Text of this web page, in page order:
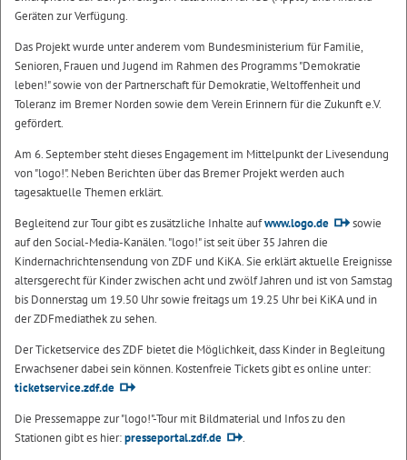
Geräten zur Verfügung.
Das Projekt wurde unter anderem vom Bundesministerium für Familie,
Senioren, Frauen und Jugend im Rahmen des Programms "Demokratie
leben!" sowie von der Partnerschaft für Demokratie, Weltoffenheit und
Toleranz im Bremer Norden sowie dem Verein Erinnern für die Zukunft e.V.
gefördert.
Am 6. September steht dieses Engagement im Mittelpunkt der Livesendung
von "logo!". Neben Berichten über das Bremer Projekt werden auch
tagesaktuelle Themen erklärt.
Begleitend zur Tour gibt es zusätzliche Inhalte aufwww.logo.de
sowie
auf den Social-Media-Kanälen. "logo!" ist seit über 35 Jahren die
Kindernachrichtensendung von ZDF und KiKA. Sie erklärt aktuelle Ereignisse
altersgerecht für Kinder zwischen acht und zwölf Jahren und ist von Samstag
bis Donnerstag um 19.50 Uhr sowie freitags um 19.25 Uhr bei KiKA und in
der ZDFmediathek zu sehen.
Der Ticketservice des ZDF bietet die Möglichkeit, dass Kinder in Begleitung
Erwachsener dabei sein können. Kostenfreie Tickets gibt es online unter:
ticketservice.zdf.de
Die Pressemappe zur "logo!"-Tour mit Bildmaterial und Infos zu den
Stationen gibt es hier:presseportal.zdf.de
.